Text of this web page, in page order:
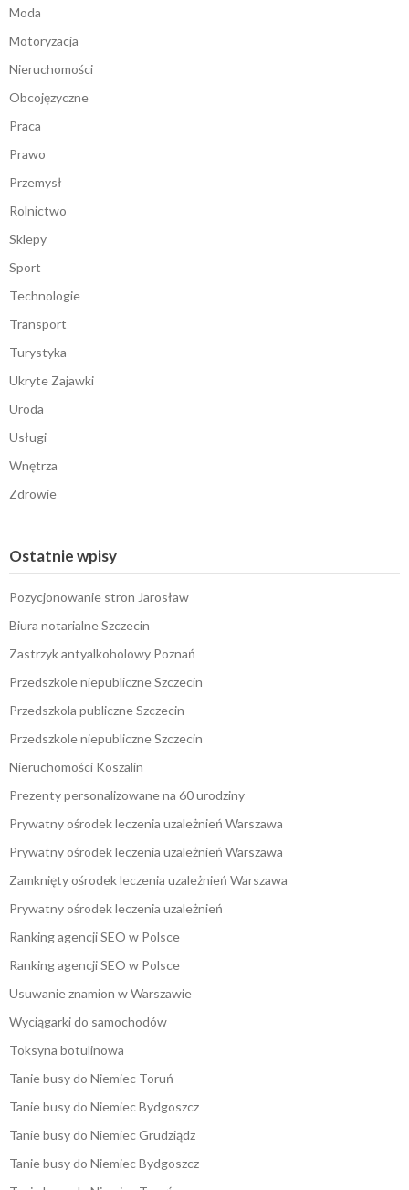
Moda
Motoryzacja
Nieruchomości
Obcojęzyczne
Praca
Prawo
Przemysł
Rolnictwo
Sklepy
Sport
Technologie
Transport
Turystyka
Ukryte Zajawki
Uroda
Usługi
Wnętrza
Zdrowie
Ostatnie wpisy
Pozycjonowanie stron Jarosław
Biura notarialne Szczecin
Zastrzyk antyalkoholowy Poznań
Przedszkole niepubliczne Szczecin
Przedszkola publiczne Szczecin
Przedszkole niepubliczne Szczecin
Nieruchomości Koszalin
Prezenty personalizowane na 60 urodziny
Prywatny ośrodek leczenia uzależnień Warszawa
Prywatny ośrodek leczenia uzależnień Warszawa
Zamknięty ośrodek leczenia uzależnień Warszawa
Prywatny ośrodek leczenia uzależnień
Ranking agencji SEO w Polsce
Ranking agencji SEO w Polsce
Usuwanie znamion w Warszawie
Wyciągarki do samochodów
Toksyna botulinowa
Tanie busy do Niemiec Toruń
Tanie busy do Niemiec Bydgoszcz
Tanie busy do Niemiec Grudziądz
Tanie busy do Niemiec Bydgoszcz